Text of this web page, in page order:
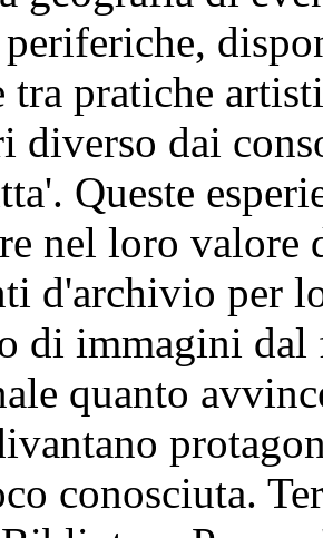
tra pratiche
diverso dai
Queste
nel loro valore
d'archivio per
di immagini
quanto
conosciuta.